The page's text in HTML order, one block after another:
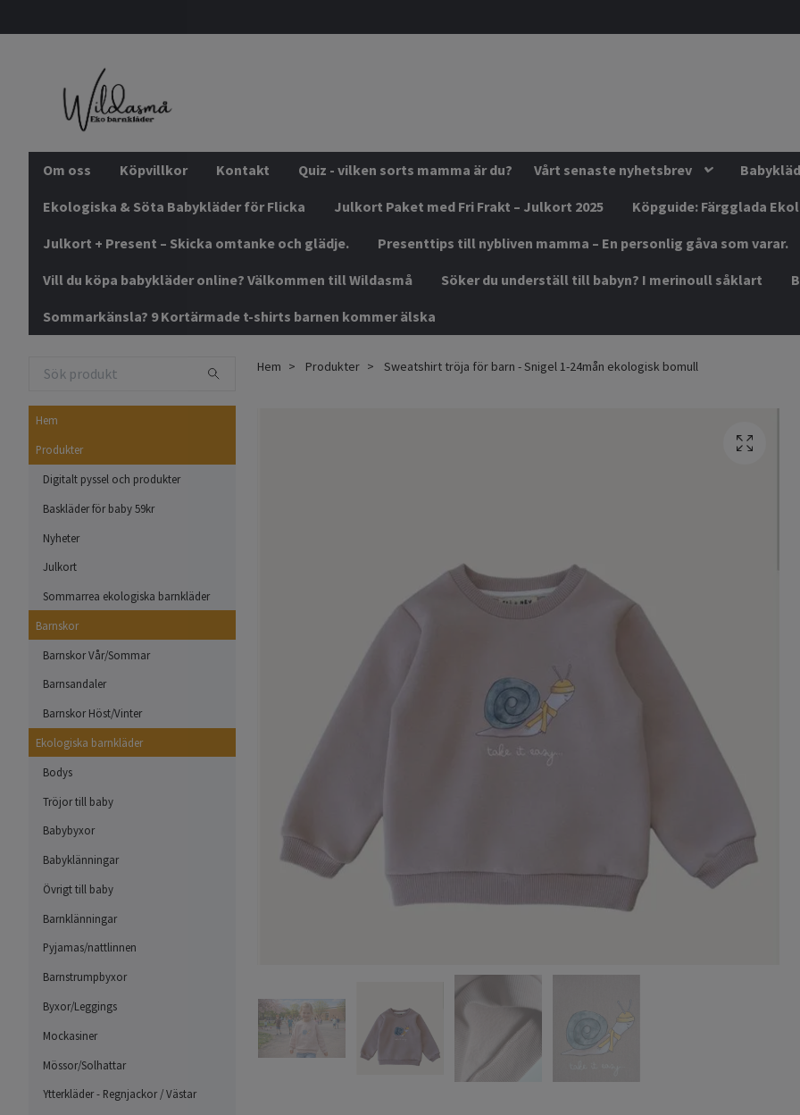
Om oss Köpvillkor Kontakt Quiz - vilken sorts mamma är du? Vårt senaste nyhetsbrev
Ekologiska & Söta Babykläder för Flicka Julkort Paket med Fri Frakt – Julkort 2025 Köpguide: Färgglada
Julkort + Present – Skicka omtanke och glädje. Presenttips till nybliven mamma – En personlig gåva som varar.
Vill du köpa babykläder online? Välkommen till Wildasmå Söker du underställ till babyn? I merinoull såklart
Sommarkänsla? 9 Kortärmade t-shirts barnen kommer älska
Hem
Produkter
Digitalt pyssel och produkter
Baskläder för baby 59kr
Nyheter
Julkort
Sommarrea ekologiska barnkläder
Barnskor
Barnskor Vår/Sommar
Barnsandaler
Barnskor Höst/Vinter
Ekologiska barnkläder
Bodys
Tröjor till baby
Babybyxor
Babyklänningar
Övrigt till baby
Barnklänningar
Pyjamas/nattlinnen
Barnstrumpbyxor
Byxor/Leggings
Mockasiner
Mössor/Solhattar
Ytterkläder - Regnjackor / Västar
Hem Produkter Sweatshirt tröja för barn - Snigel 1-24mån ekologisk bomull